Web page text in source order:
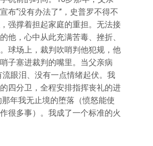
布“没有办法了”，史普罗不得不
强撑着担起家庭的重担。无法接
他，心中从此充满苦毒、挫折、
球场上，裁判吹哨判他犯规，他
子塞进裁判的嘴里。当父亲病
流眼泪、没有一点情绪起伏。我
四分卫，全程安排指挥丧礼的进
年我无止境的堕落（愤怒能使
很多事）。我成了一个标准的火